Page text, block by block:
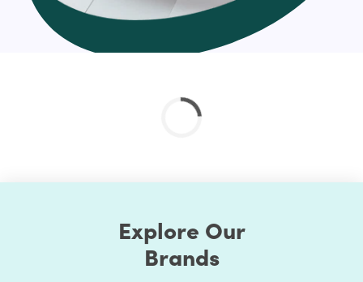
rank. Optimizing your Shopify store speed is not only
what your site visitors want, but even Google also
requires. There’s a connection between SEO and page
Explore Our
Brands